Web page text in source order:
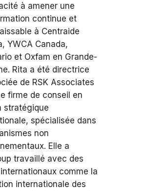
à amener une
continue et
à Centraide
YWCA Canada,
et Oxfam en Grande-
Rita a été directrice
de RSK Associates
firme de conseil en
stratégique
spécialisée dans
non
Elle a
travaillé avec des
comme la
internationale des